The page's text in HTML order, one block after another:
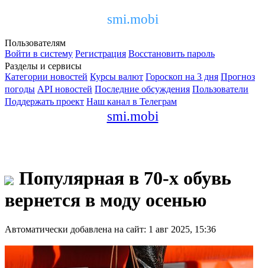
smi.mobi
Пользователям
Войти в систему Регистрация Восстановить пароль
Разделы и сервисы
Категории новостей Курсы валют Гороскоп на 3 дня Прогноз
погоды API новостей Последние обсуждения Пользователи
Поддержать проект Наш канал в Телеграм
smi.mobi
Популярная в 70-х обувь
вернется в моду осенью
Автоматически добавлена на сайт: 1 авг 2025, 15:36